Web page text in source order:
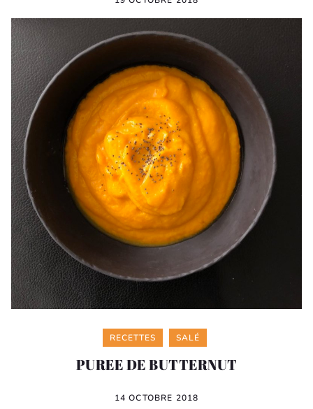
Categories
RECETTES SALÉ
PUREE DE BUTTERNUT
14 OCTOBRE 2018